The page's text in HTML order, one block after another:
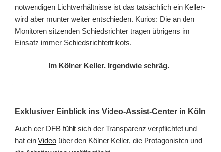
notwendigen Lichtverhältnisse ist das tatsächlich ein Keller-
wird aber munter weiter entschieden. Kurios: Die an den
Monitoren sitzenden Schiedsrichter tragen übrigens im
Einsatz immer Schiedsrichtertrikots.
Im Kölner Keller. Irgendwie schräg.
Exklusiver Einblick ins Video-Assist-Center in Köln
Auch der DFB fühlt sich der Transparenz verpflichtet und
hat ein Video über den Kölner Keller, die Protagonisten und